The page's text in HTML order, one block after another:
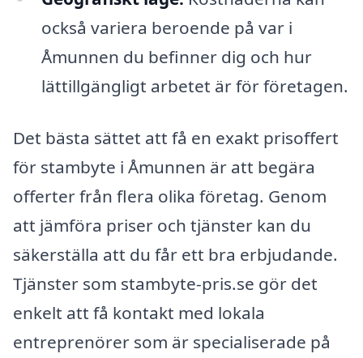
också variera beroende på var i
Åmunnen du befinner dig och hur
lättillgängligt arbetet är för företagen.
Det bästa sättet att få en exakt prisoffert
för stambyte i Åmunnen är att begära
offerter från flera olika företag. Genom
att jämföra priser och tjänster kan du
säkerställa att du får ett bra erbjudande.
Tjänster som stambyte-pris.se gör det
enkelt att få kontakt med lokala
entreprenörer som är specialiserade på